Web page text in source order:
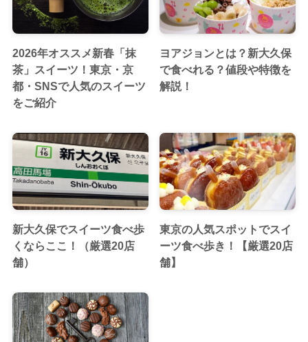
2026年オススメ新春「抹
茶」スイーツ！東京・京
都・SNSで人気のスイーツ
をご紹介
ヨアジョンとは？新大久保
で食べれる？値段や特徴を
解説！
新大久保でスイーツ食べ歩
くならここ！（厳選20店
舗）
東京の人気スポットでスイ
ーツ食べ歩き！【厳選20店
舗】